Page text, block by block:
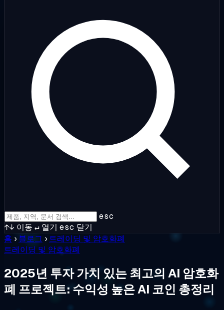
esc
↑↓ 이동 ↵ 열기 esc 닫기
홈 › 블로그 › 트레이딩 및 암호화폐
트레이딩 및 암호화폐
2025년 투자 가치 있는 최고의 AI 암호화
폐 프로젝트: 수익성 높은 AI 코인 총정리